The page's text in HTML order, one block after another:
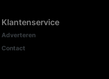
Klantenservice
Adverteren
Contact